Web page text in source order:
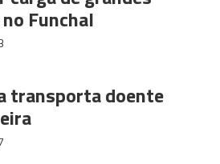
Funchal
transporta doente